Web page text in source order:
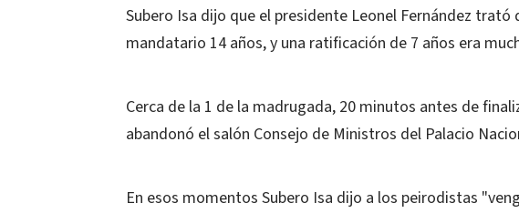
Subero Isa dijo que el presidente Leonel Fernández
mandatario 14 años, y una ratificación de 7 años era
Cerca de la 1 de la madrugada, 20 minutos antes de
abandonó el salón Consejo de Ministros del Palacio
En esos momentos Subero Isa dijo a los peirodistas